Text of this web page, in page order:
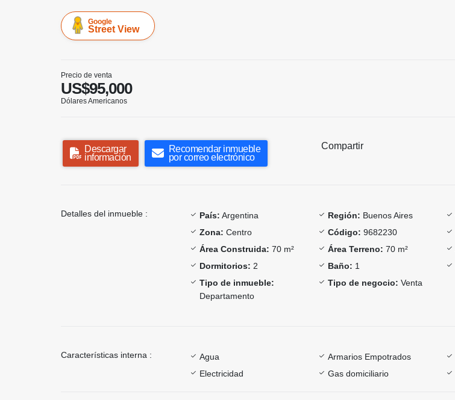
Google
Street View
Precio de venta
US$95,000
Dólares Americanos
Descargar
información
Recomendar inmueble
por correo electrónico
Compartir
Detalles del inmueble : País: Argentina Región: Buenos Aires
Zona: Centro Código: 9682230
Área Construida: 70 m² Área Terreno: 70 m²
Dormitorios: 2 Baño: 1
Tipo de inmueble:
Departamento
Tipo de negocio: Venta
Características interna : Agua Armarios Empotrados
Electricidad
Gas domiciliario